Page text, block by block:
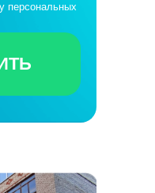
персональных